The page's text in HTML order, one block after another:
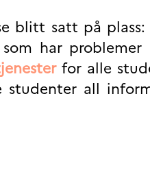
blitt satt på plass:
har problemer
for alle
studenter all